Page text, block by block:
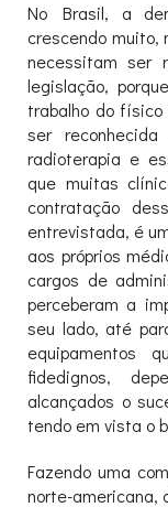
No Brasil, a
crescendo muito,
necessitam ser
legislação,
trabalho do
ser
radioterapia e
que muitas
contratação
entrevistada, é
aos próprios
cargos de
perceberam a
seu lado, até
equipamentos
fidedignos,
alcançados o
tendo em vista o
Fazendo uma
norte-americana,